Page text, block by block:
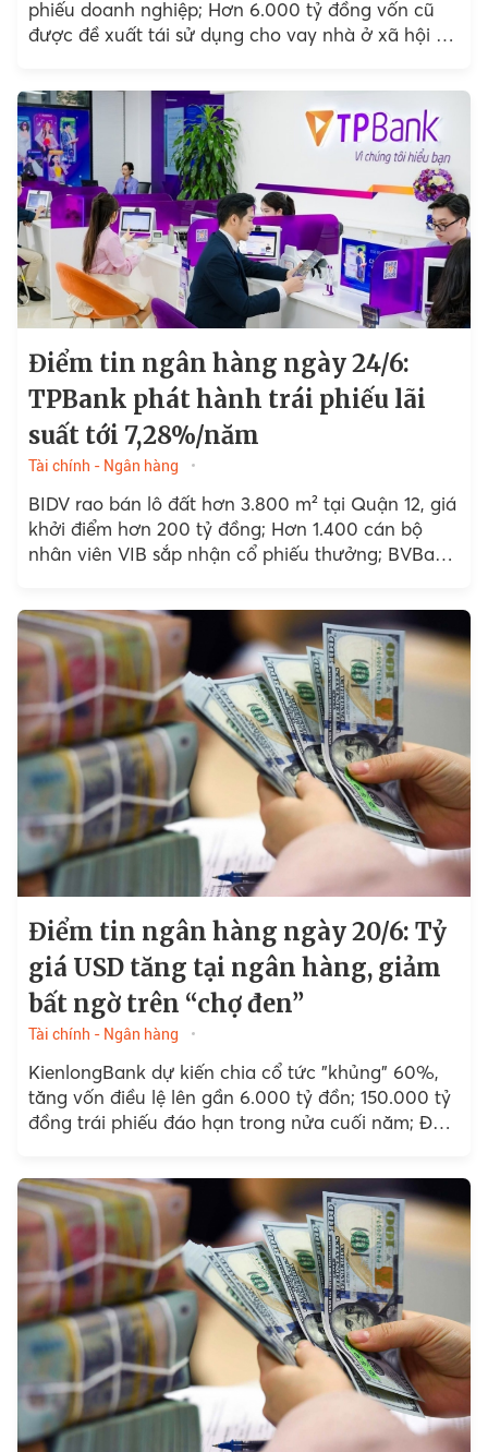
phiếu doanh nghiệp; Hơn 6.000 tỷ đồng vốn cũ
được đề xuất tái sử dụng cho vay nhà ở xã hội và
Điểm tin ngân hàng ngày 24/6:
TPBank phát hành trái phiếu lãi
suất tới 7,28%/năm
Tài chính - Ngân hàng
BIDV rao bán lô đất hơn 3.800 m² tại Quận 12, giá
khởi điểm hơn 200 tỷ đồng; Hơn 1.400 cán bộ
nhân viên VIB sắp nhận cổ phiếu thưởng; BVBank
Điểm tin ngân hàng ngày 20/6: Tỷ
giá USD tăng tại ngân hàng, giảm
bất ngờ trên “chợ đen”
Tài chính - Ngân hàng
KienlongBank dự kiến chia cổ tức "khủng" 60%,
tăng vốn điều lệ lên gần 6.000 tỷ đồn; 150.000 tỷ
đồng trái phiếu đáo hạn trong nửa cuối năm; Đề